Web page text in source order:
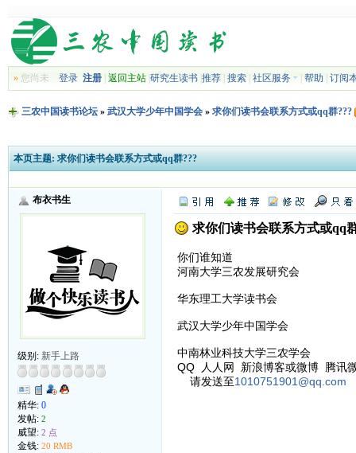
»您尚未 登录 注册| 返回主站| 研究生读书| 推荐| 搜索| 社区服务 帮助 订阅
三农中国读书论坛» 武汉大学少年中国学会» 求你们读书会联系方式或qq群???
本页主题: 求你们读书会联系方式或qq群???
布衣书生
级别: 新手上路
精华: 0
发帖: 2
威望: 2 点
金钱: 20 RMB
求你们读书会联系方式或qq
你们谁知道
河南大学三农发展研究会
华东理工大学读书会
武汉大学少年中国学会
中南林业科技大学三农学会
QQ 人人网 新浪博客或微博 腾讯
请发送至1010751901@qq.com